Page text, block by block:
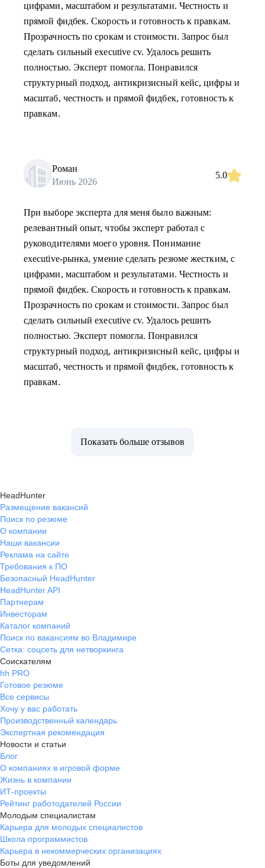
цифрами, масштабом и результатами. Честность и
прямой фидбек. Скорость и готовность к правкам.
Прозрачность по срокам и стоимости. Запрос был
сделать сильный executive cv. Удалось решить
полностью. Эксперт помогла. Понравился
структурный подход, антикризисный кейс, цифры и
масштаб, честность и прямой фидбек, готовность к
правкам.
Роман
Июнь 2026
5.0
При выборе эксперта для меня было важным:
релевантный опыт, чтобы эксперт работал с
руководителями моего уровня. Понимание
executive-рынка, умение сделать резюме жестким, с
цифрами, масштабом и результатами. Честность и
прямой фидбек. Скорость и готовность к правкам.
Прозрачность по срокам и стоимости. Запрос был
сделать сильный executive cv. Удалось решить
полностью. Эксперт помогла. Понравился
структурный подход, антикризисный кейс, цифры и
масштаб, честность и прямой фидбек, готовность к
правкам.
Показать больше отзывов
HeadHunter
Размещение вакансий
Поиск по резюме
О компании
Наши вакансии
Реклама на сайте
Требования к ПО
Безопасный HeadHunter
HeadHunter API
Партнерам
Инвесторам
Каталог компаний
Поиск по вакансиям во Владимире
Сетка: соцсеть для нетворкинга
Соискателям
hh PRO
Готовое резюме
Все сервисы
Хочу у вас работать
Производственный календарь
Экспертная рекомендация
Новости и статьи
Блог
О компаниях в игровой форме
Жизнь в компании
ИТ-проекты
Рейтинг работодателей России
Молодым специалистам
Карьера для молодых специалистов
Школа программистов
Карьера в некоммерческих организациях
Боты для уведомлений